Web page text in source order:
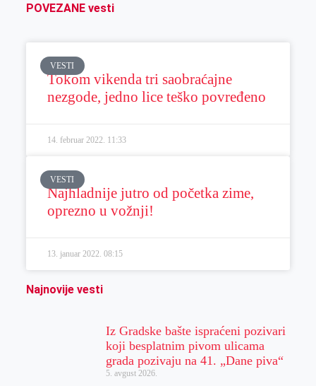
POVEZANE vesti
VESTI
Tokom vikenda tri saobraćajne
nezgode, jedno lice teško povređeno
14. februar 2022. 11:33
VESTI
Najhladnije jutro od početka zime,
oprezno u vožnji!
13. januar 2022. 08:15
Najnovije vesti
Iz Gradske bašte ispraćeni pozivari
koji besplatnim pivom ulicama
grada pozivaju na 41. „Dane piva“
5. avgust 2026.